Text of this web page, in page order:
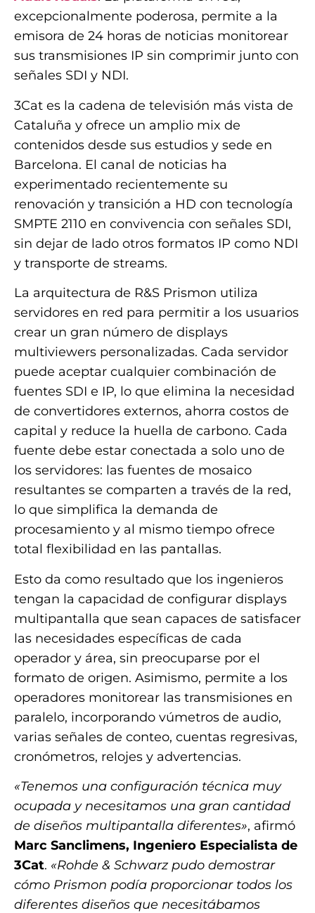
excepcionalmente poderosa, permite a la
emisora de 24 horas de noticias monitorear
sus transmisiones IP sin comprimir junto con
señales SDI y NDI.
3Cat es la cadena de televisión más vista de
Cataluña y ofrece un amplio mix de
contenidos desde sus estudios y sede en
Barcelona. El canal de noticias ha
experimentado recientemente su
renovación y transición a HD con tecnología
SMPTE 2110 en convivencia con señales SDI,
sin dejar de lado otros formatos IP como NDI
y transporte de streams.
La arquitectura de R&S Prismon utiliza
servidores en red para permitir a los usuarios
crear un gran número de displays
multiviewers personalizadas. Cada servidor
puede aceptar cualquier combinación de
fuentes SDI e IP, lo que elimina la necesidad
de convertidores externos, ahorra costos de
capital y reduce la huella de carbono. Cada
fuente debe estar conectada a solo uno de
los servidores: las fuentes de mosaico
resultantes se comparten a través de la red,
lo que simplifica la demanda de
procesamiento y al mismo tiempo ofrece
total flexibilidad en las pantallas.
Esto da como resultado que los ingenieros
tengan la capacidad de configurar displays
multipantalla que sean capaces de satisfacer
las necesidades específicas de cada
operador y área, sin preocuparse por el
formato de origen. Asimismo, permite a los
operadores monitorear las transmisiones en
paralelo, incorporando vúmetros de audio,
varias señales de conteo, cuentas regresivas,
cronómetros, relojes y advertencias.
«Tenemos una configuración técnica muy
ocupada y necesitamos una gran cantidad
de diseños multipantalla diferentes», afirmó
Marc Sanclimens, Ingeniero Especialista de
3Cat. «Rohde & Schwarz pudo demostrar
cómo Prismon podía proporcionar todos los
diferentes diseños que necesitábamos